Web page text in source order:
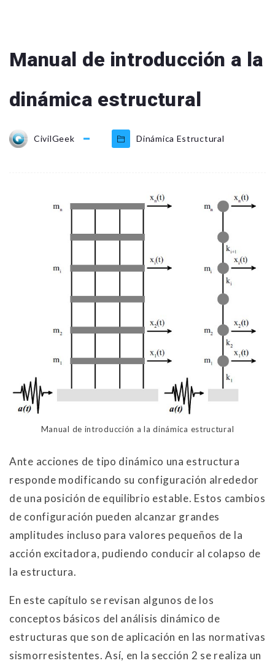
Manual de introducción a la
dinámica estructural
CivilGeek Dinámica Estructural
Manual de introducción a la dinámica estructural
Ante acciones de tipo dinámico una estructura
responde modificando su configuración alrededor
de una posición de equilibrio estable. Estos cambios
de configuración pueden alcanzar grandes
amplitudes incluso para valores pequeños de la
acción excitadora, pudiendo conducir al colapso de
la estructura.
En este capítulo se revisan algunos de los
conceptos básicos del análisis dinámico de
estructuras que son de aplicación en las normativas
sismorresistentes. Así, en la sección 2 se realiza un